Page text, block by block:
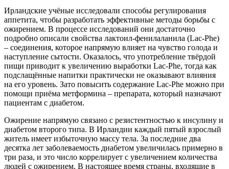
Ирландские учёные исследовали способы регулирования
аппетита, чтобы разработать эффективные методы борьбы с
ожирением. В процессе исследований они достаточно
подробно описали свойства лактоил-фенилаланила (Lac-Phe)
– соединения, которое напрямую влияет на чувство голода и
наступление сытости. Оказалось, что употребление твёрдой
пищи приводит к увеличению выработки Lac-Phe, тогда как
подслащённые напитки практически не оказывают влияния
на его уровень. Зато повысить содержание Lac-Phe можно при
помощи приёма метформина – препарата, который назначают
пациентам с диабетом.
Ожирение напрямую связано с резистентностью к инсулину и
диабетом второго типа. В Ирландии каждый пятый взрослый
житель имеет избыточную массу тела. За последние два
десятка лет заболеваемость диабетом увеличилась примерно в
три раза, и это число коррелирует с увеличением количества
людей с ожирением. В настоящее время страны, входящие в